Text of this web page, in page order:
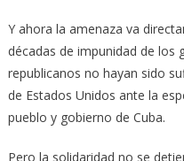
Y ahora la amenaza va
décadas de impunidad de los
republicanos no hayan sido
de Estados Unidos ante la
pueblo y gobierno de Cuba.
Pero la solidaridad no se